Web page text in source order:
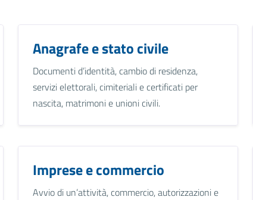
Anagrafe e stato civile
Documenti d’identità, cambio di residenza,
servizi elettorali, cimiteriali e certificati per
nascita, matrimoni e unioni civili.
Imprese e commercio
Avvio di un’attività, commercio, autorizzazioni e